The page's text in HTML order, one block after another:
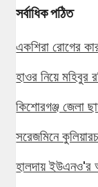
সর্বাধিক পঠিত
একশিরা রোগের
হাওর নিয়ে মহিবুর
কিশোরগঞ্জ জেলা
সরেজমিনে
হালদায় ইউএনও'র